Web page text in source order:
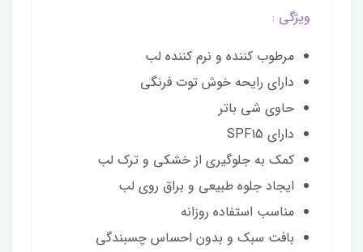
ویژگی :
مرطوب کننده و نرم کننده لب
دارای رایحه خوش توت فرنگی
حاوی شی باتر
دارای SPF15
کمک به جلوگیری از خشکی و ترک لب
ایجاد جلوه طبیعی و براق روی لب
مناسب استفاده روزانه
بافت سبک و بدون احساس چسبندگی